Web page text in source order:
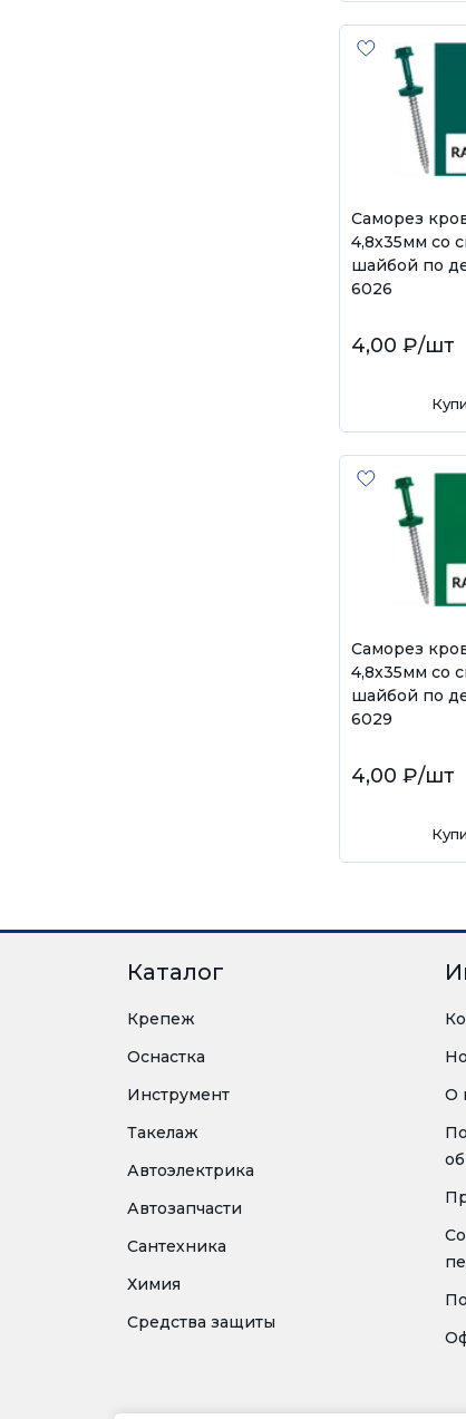
Саморез
4,8х35мм со
шайбой по
6026
4,00 ₽/шт
Саморез
4,8х35мм со
шайбой по
6029
4,00 ₽/шт
Каталог
Крепеж
Оснастка
Инструмент
Такелаж
Автоэлектрика
Автозапчасти
Сантехника
Химия
Средства защиты
О